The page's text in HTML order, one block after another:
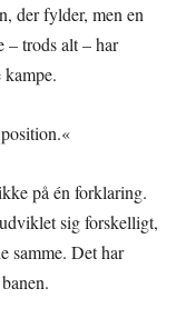
der fylder, men en
– trods alt – har
på én forklaring.
sig forskelligt,
samme. Det har